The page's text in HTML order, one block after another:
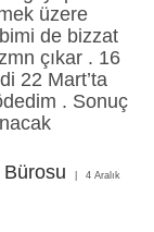
üzere
de bizzat
çıkar . 16
22 Mart’ta
. Sonuç
Bürosu 4 Aralık